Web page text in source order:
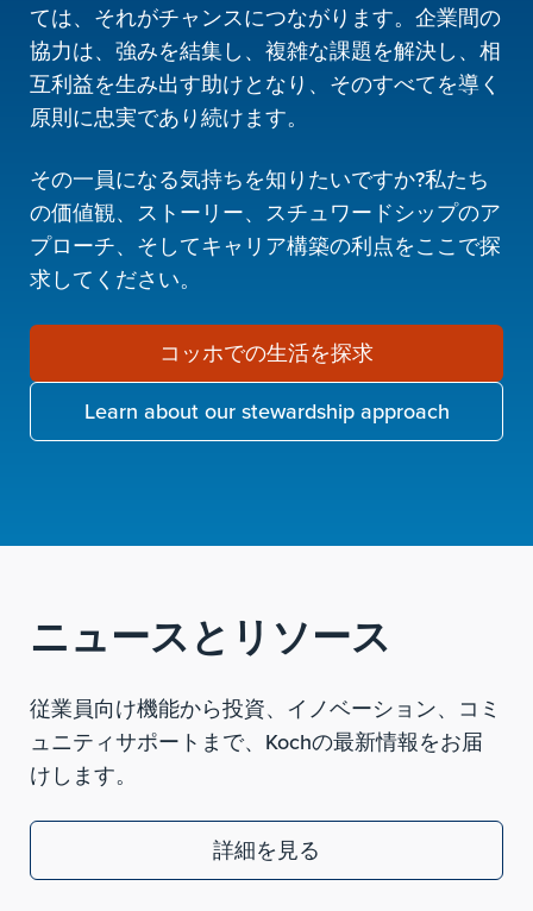
ては、それがチャンスにつながります。企業間の
協力は、強みを結集し、複雑な課題を解決し、相
互利益を生み出す助けとなり、そのすべてを導く
原則に忠実であり続けます。
その一員になる気持ちを知りたいですか?私たち
の価値観、ストーリー、スチュワードシップのア
プローチ、そしてキャリア構築の利点をここで探
求してください。
コッホでの生活を探求
Learn about our stewardship approach
ニュースとリソース
従業員向け機能から投資、イノベーション、コミ
ュニティサポートまで、Kochの最新情報をお届
けします。
詳細を見る